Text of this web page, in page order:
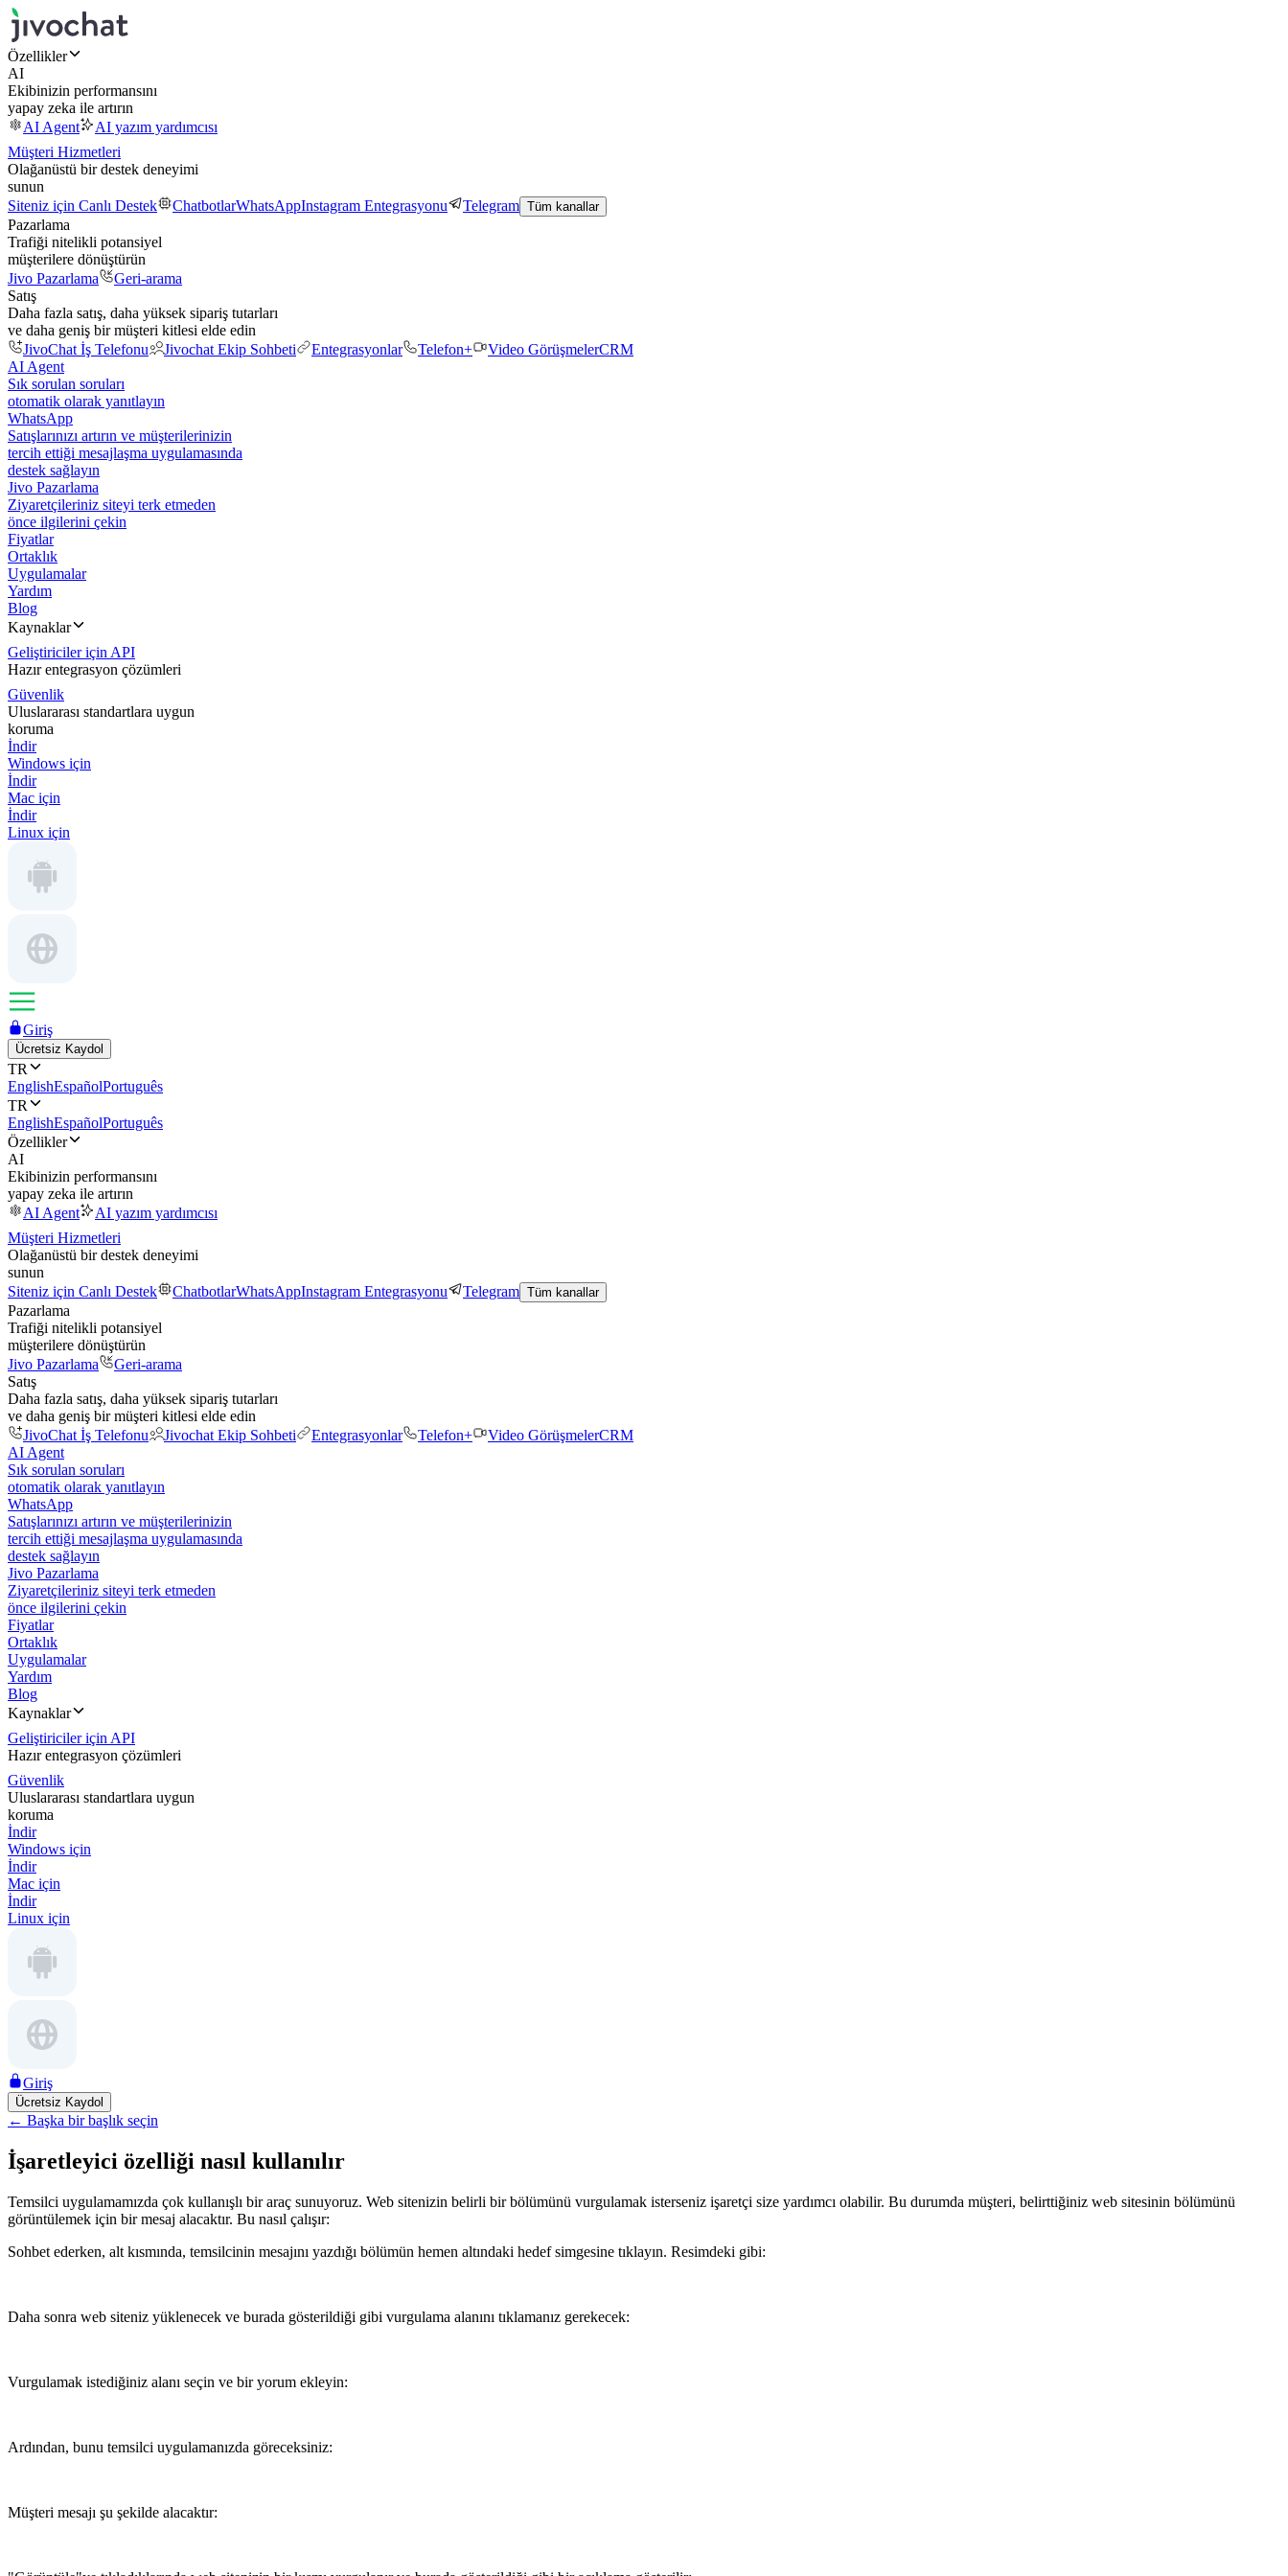
Özellikler
AI
Ekibinizin performansını
yapay zeka ile artırın
AI Agent
AI yazım yardımcısı
Müşteri Hizmetleri
Olağanüstü bir destek deneyimi
sunun
Siteniz için Canlı Destek
ChatbotlarWhatsAppInstagram Entegrasyonu Telegram Tüm kanallar
Pazarlama
Trafiği nitelikli potansiyel
müşterilere dönüştürün
Jivo Pazarlama
Geri-arama
Satış
Daha fazla satış, daha yüksek sipariş tutarları
ve daha geniş bir müşteri kitlesi elde edin
JivoChat İş Telefonu
Jivochat Ekip Sohbeti Entegrasyonlar Telefon+ Video GörüşmelerCRM
AI Agent
Sık sorulan soruları
otomatik olarak yanıtlayın
WhatsApp
Satışlarınızı artırın ve müşterilerinizin
tercih ettiği mesajlaşma uygulamasında
destek sağlayın
Jivo Pazarlama
Ziyaretçileriniz siteyi terk etmeden
önce ilgilerini çekin
Fiyatlar
Ortaklık
Uygulamalar
Yardım
Blog
Kaynaklar
Geliştiriciler için API
Hazır entegrasyon çözümleri
Güvenlik
Uluslararası standartlara uygun
koruma
İndir
Windows için
İndir
Mac için
İndir
Linux için
Giriş
Ücretsiz Kaydol
TR
EnglishEspañolPortuguês
TR
EnglishEspañolPortuguês
Özellikler
AI
Ekibinizin performansını
yapay zeka ile artırın
AI Agent
AI yazım yardımcısı
Müşteri Hizmetleri
Olağanüstü bir destek deneyimi
sunun
Siteniz için Canlı Destek
ChatbotlarWhatsAppInstagram Entegrasyonu Telegram Tüm kanallar
Pazarlama
Trafiği nitelikli potansiyel
müşterilere dönüştürün
Jivo Pazarlama
Geri-arama
Satış
Daha fazla satış, daha yüksek sipariş tutarları
ve daha geniş bir müşteri kitlesi elde edin
JivoChat İş Telefonu
Jivochat Ekip Sohbeti Entegrasyonlar Telefon+ Video GörüşmelerCRM
AI Agent
Sık sorulan soruları
otomatik olarak yanıtlayın
WhatsApp
Satışlarınızı artırın ve müşterilerinizin
tercih ettiği mesajlaşma uygulamasında
destek sağlayın
Jivo Pazarlama
Ziyaretçileriniz siteyi terk etmeden
önce ilgilerini çekin
Fiyatlar
Ortaklık
Uygulamalar
Yardım
Blog
Kaynaklar
Geliştiriciler için API
Hazır entegrasyon çözümleri
Güvenlik
Uluslararası standartlara uygun
koruma
İndir
Windows için
İndir
Mac için
İndir
Linux için
Giriş
Ücretsiz Kaydol
← Başka bir başlık seçin
İşaretleyici özelliği nasıl kullanılır
Temsilci uygulamamızda çok kullanışlı bir araç sunuyoruz. Web sitenizin belirli bir bölümünü vurgulamak isterseniz işaretçi size yardımcı olabilir. Bu durumda müşteri, belirttiğiniz web sitesinin bölümünü
görüntülemek için bir mesaj alacaktır. Bu nasıl çalışır:
Sohbet ederken, alt kısmında, temsilcinin mesajını yazdığı bölümün hemen altındaki hedef simgesine tıklayın. Resimdeki gibi:
Daha sonra web siteniz yüklenecek ve burada gösterildiği gibi vurgulama alanını tıklamanız gerekecek:
Vurgulamak istediğiniz alanı seçin ve bir yorum ekleyin:
Ardından, bunu temsilci uygulamanızda göreceksiniz:
Müşteri mesajı şu şekilde alacaktır: